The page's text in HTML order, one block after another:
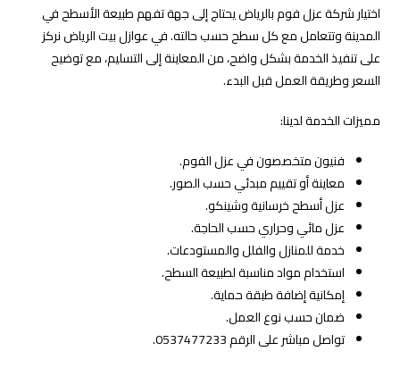
اختيار شركة عزل فوم بالرياض يحتاج إلى جهة تفهم طبيعة الأسطح في
المدينة وتتعامل مع كل سطح حسب حالته. في عوازل بيت الرياض نركز
على تنفيذ الخدمة بشكل واضح، من المعاينة إلى التسليم، مع توضيح
السعر وطريقة العمل قبل البدء.
مميزات الخدمة لدينا:
فنيون متخصصون في عزل الفوم.
معاينة أو تقييم مبدئي حسب الصور.
عزل أسطح خرسانية وشينكو.
عزل مائي وحراري حسب الحاجة.
خدمة للمنازل والفلل والمستودعات.
استخدام مواد مناسبة لطبيعة السطح.
إمكانية إضافة طبقة حماية.
ضمان حسب نوع العمل.
تواصل مباشر على الرقم 0537477233.